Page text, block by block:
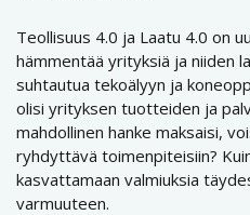
Teollisuus 4.0 ja Laatu 4.0 on
hämmentää yrityksiä ja niiden
suhtautua tekoälyyn ja
olisi yrityksen tuotteiden ja
mahdollinen hanke maksaisi,
ryhdyttävä toimenpiteisiin?
kasvattamaan valmiuksia
varmuuteen.